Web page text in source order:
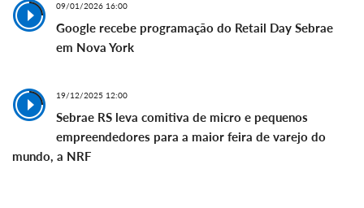
09/01/2026 16:00
Google recebe programação do Retail Day Sebrae
em Nova York
19/12/2025 12:00
Sebrae RS leva comitiva de micro e pequenos
empreendedores para a maior feira de varejo do
mundo, a NRF